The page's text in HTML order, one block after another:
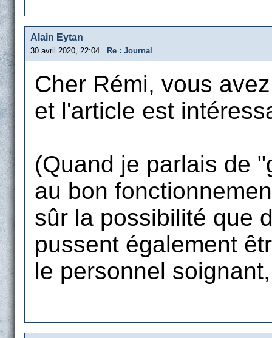
Alain Eytan
30 avril 2020, 22:04 Re : Journal
Cher Rémi, vous
et l'article est
(Quand je parlais de
au bon
sûr la possibilité que
pussent également
le personnel